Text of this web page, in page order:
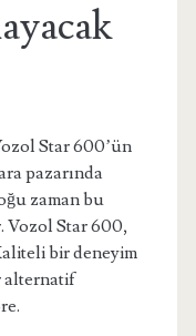
Star 600’ün
pazarında
zaman bu
Star 600,
bir deneyim
alternatif